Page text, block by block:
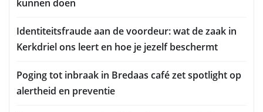
kunnen doen
Identiteitsfraude aan de voordeur: wat de zaak in
Kerkdriel ons leert en hoe je jezelf beschermt
Poging tot inbraak in Bredaas café zet spotlight op
alertheid en preventie